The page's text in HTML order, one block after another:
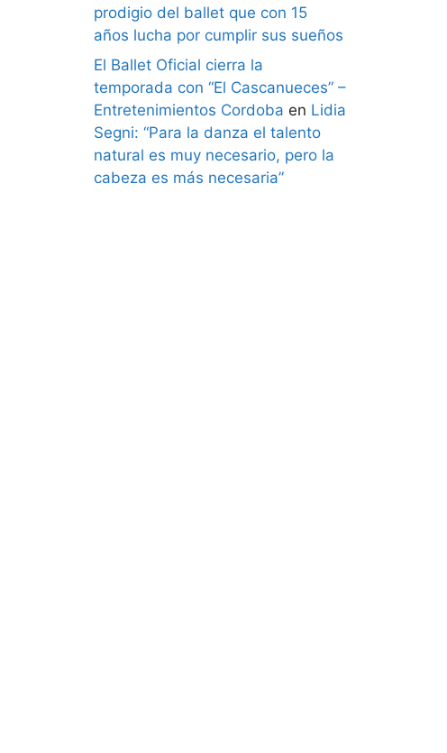
prodigio del ballet que con 15
años lucha por cumplir sus sueños
El Ballet Oficial cierra la
temporada con “El Cascanueces” –
Entretenimientos Cordoba en Lidia
Segni: “Para la danza el talento
natural es muy necesario, pero la
cabeza es más necesaria”